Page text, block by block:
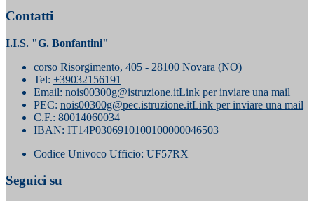
Contatti
I.I.S. "G. Bonfantini"
corso Risorgimento, 405 - 28100 Novara (NO)
Tel: +39032156191
Email: nois00300g@istruzione.itLink per inviare una mail
PEC: nois00300g@pec.istruzione.itLink per inviare una mail
C.F.: 80014060034
IBAN: IT14P0306910100100000046503
Codice Univoco Ufficio: UF57RX
Seguici su